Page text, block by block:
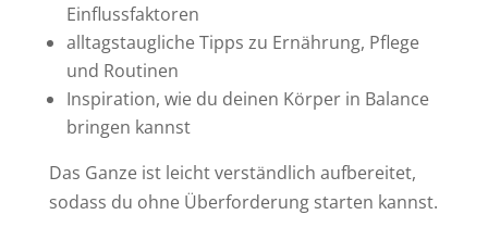
Einflussfaktoren
alltagstaugliche Tipps zu Ernährung, Pflege
und Routinen
Inspiration, wie du deinen Körper in Balance
bringen kannst
Das Ganze ist leicht verständlich aufbereitet,
sodass du ohne Überforderung starten kannst.